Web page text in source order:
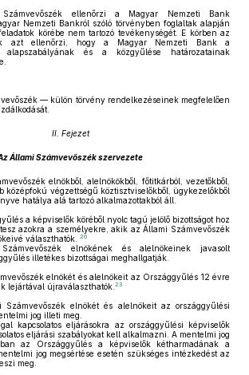
ellenőrzi a Magyar Nemzeti Bank
Nemzeti Bankról szóló törvényben foglaltak alapján
körébe nem tartozó tevékenységét. E körben az
azt ellenőrzi, hogy a Magyar Nemzeti Bank a
alapszabályának és a közgyűlése határozatainak
— külön törvény rendelkezéseinek megfelelően
II. Fejezet
Állami Számvevőszék szervezete
elnökből, alelnökökből, főtitkárból, vezetőkből,
középfokú végzettségű köztisztviselőkből, ügykezelőkből
hatálya alá tartozó alkalmazottakból áll.
a képviselők köréből nyolc tagú jelölő bizottságot hoz
azokra a személyekre, akik az Állami Számvevőszék
választhatók.
20
elnökének és alelnökeinek javasolt
illetékes bizottságai meghallgatják.
elnökét és alelnökeit az Országgyűlés 12 évre
lejártával újraválaszthatók. 23
Számvevőszék elnökét és alelnökeit az országgyűlési
jog illeti meg.
kapcsolatos eljárásokra az országgyűlési képviselők
eljárási szabályokat kell alkalmazni. A mentelmi jog
az Országgyűlés a képviselők kétharmadának a
jog megsértése esetén szükséges intézkedést az
meg.